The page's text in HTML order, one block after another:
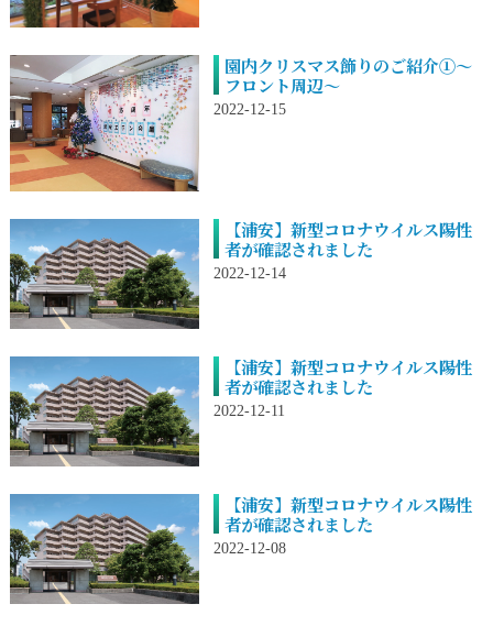
園内クリスマス飾りのご紹介①～
フロント周辺～
2022-12-15
【浦安】新型コロナウイルス陽性
者が確認されました
2022-12-14
【浦安】新型コロナウイルス陽性
者が確認されました
2022-12-11
【浦安】新型コロナウイルス陽性
者が確認されました
2022-12-08